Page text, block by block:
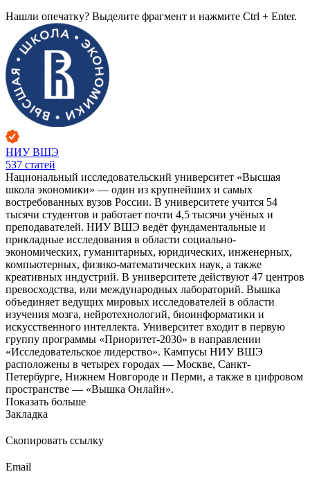
Нашли опечатку? Выделите фрагмент и нажмите Ctrl + Enter.
НИУ ВШЭ
537 статей
Национальный исследовательский университет «Высшая
школа экономики» — один из крупнейших и самых
востребованных вузов России. В университете учится 54
тысячи студентов и работает почти 4,5 тысячи учёных и
преподавателей. НИУ ВШЭ ведёт фундаментальные и
прикладные исследования в области социально-
экономических, гуманитарных, юридических, инженерных,
компьютерных, физико-математических наук, а также
креативных индустрий. В университете действуют 47 центров
превосходства, или международных лабораторий. Вышка
объединяет ведущих мировых исследователей в области
изучения мозга, нейротехнологий, биоинформатики и
искусственного интеллекта. Университет входит в первую
группу программы «Приоритет-2030» в направлении
«Исследовательское лидерство». Кампусы НИУ ВШЭ
расположены в четырех городах — Москве, Санкт-
Петербурге, Нижнем Новгороде и Перми, а также в цифровом
пространстве — «Вышка Онлайн».
Показать больше
Закладка
Скопировать ссылку
Email